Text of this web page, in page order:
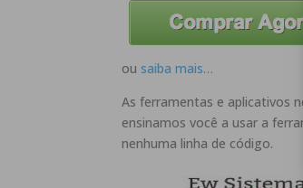
ousaiba mais…
As ferramentas e aplicativos
ensinamos você a usar a
nenhuma linha de código.